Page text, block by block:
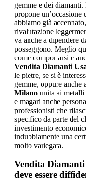
gemme e dei diamanti.
propone un’occasione
abbiamo già
rivalutazione
va anche a dipendere
posseggono. Meglio
come comportarsi e
Vendita Diamanti
le pietre, se si è
gemme, oppure anche
Milanounita ai metalli
e magari anche
professionisti che
specifico da parte del
investimento
indubbiamente una
molto variegata.
Vendita
deve essere